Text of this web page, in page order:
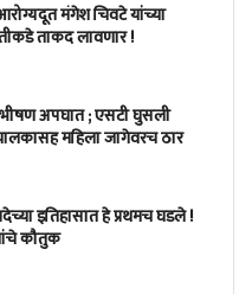
मंगेश चिवटे यांच्या
ताकद लावणार !
अपघात ; एसटी घुसली
महिला जागेवरच ठार
इतिहासात हे प्रथमच घडले !
कौतुक